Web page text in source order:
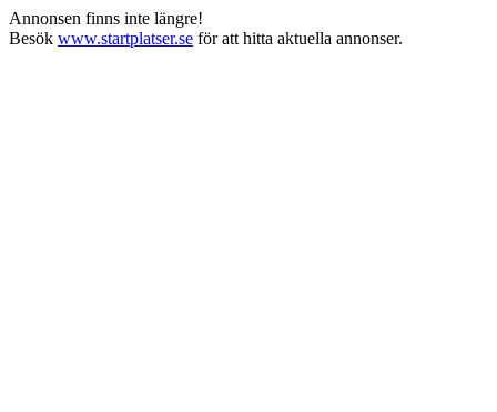
Annonsen finns inte längre!
Besök www.startplatser.se för att hitta aktuella annonser.